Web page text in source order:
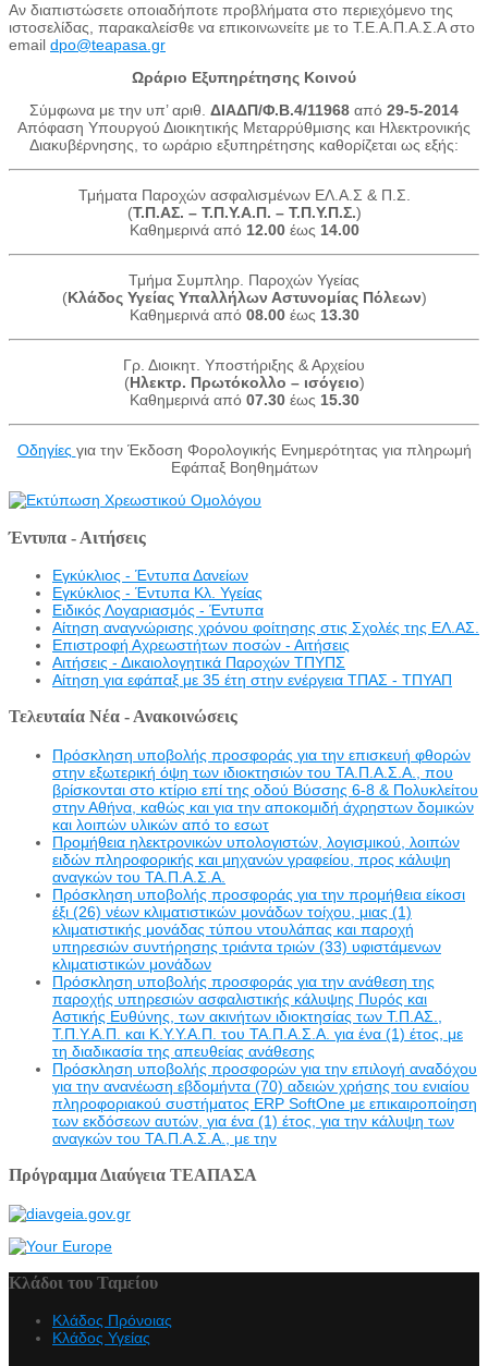
Αν διαπιστώσετε οποιαδήποτε προβλήματα στο περιεχόμενο της
ιστοσελίδας, παρακαλείσθε να επικοινωνείτε με το Τ.Ε.Α.Π.Α.Σ.Α στο
email dpo@teapasa.gr
Ωράριο Εξυπηρέτησης Κοινού
Σύμφωνα με την υπ’ αριθ. ΔΙΑΔΠ/Φ.Β.4/11968 από 29-5-2014
Απόφαση Υπουργού Διοικητικής Μεταρρύθμισης και Ηλεκτρονικής
Διακυβέρνησης, το ωράριο εξυπηρέτησης καθορίζεται ως εξής:
Τμήματα Παροχών ασφαλισμένων ΕΛ.Α.Σ & Π.Σ.
(Τ.Π.ΑΣ. – Τ.Π.Υ.Α.Π. – Τ.Π.Υ.Π.Σ.)
Καθημερινά από 12.00 έως 14.00
Τμήμα Συμπληρ. Παροχών Υγείας
(Κλάδος Υγείας Υπαλλήλων Αστυνομίας Πόλεων)
Καθημερινά από 08.00έως 13.30
Γρ. Διοικητ. Υποστήριξης & Αρχείου
(Ηλεκτρ. Πρωτόκολλο – ισόγειο)
Καθημερινά από 07.30έως 15.30
Οδηγίες για την Έκδοση Φορολογικής Ενημερότητας για πληρωμή
Εφάπαξ Βοηθημάτων
Έντυπα - Αιτήσεις
Εγκύκλιος - Έντυπα Δανείων
Εγκύκλιος - Έντυπα Κλ. Υγείας
Eιδικός Λογαριασμός - Έντυπα
Αίτηση αναγνώρισης χρόνου φοίτησης στις Σχολές της ΕΛ.ΑΣ.
Επιστροφή Αχρεωστήτων ποσών - Αιτήσεις
Αιτήσεις - Δικαιολογητικά Παροχών ΤΠΥΠΣ
Αίτηση για εφάπαξ με 35 έτη στην ενέργεια ΤΠΑΣ - ΤΠΥΑΠ
Τελευταία Νέα - Ανακοινώσεις
Πρόσκληση υποβολής προσφοράς για την επισκευή φθορών
στην εξωτερική όψη των ιδιοκτησιών του ΤΑ.Π.Α.Σ.Α., που
βρίσκονται στο κτίριο επί της οδού Βύσσης 6-8 & Πολυκλείτου
στην Αθήνα, καθώς και για την αποκομιδή άχρηστων δομικών
και λοιπών υλικών από το εσωτ
Προμήθεια ηλεκτρονικών υπολογιστών, λογισμικού, λοιπών
ειδών πληροφορικής και μηχανών γραφείου, προς κάλυψη
αναγκών του ΤΑ.Π.Α.Σ.Α.
Πρόσκληση υποβολής προσφοράς για την προμήθεια είκοσι
έξι (26) νέων κλιματιστικών μονάδων τοίχου, μιας (1)
κλιματιστικής μονάδας τύπου ντουλάπας και παροχή
υπηρεσιών συντήρησης τριάντα τριών (33) υφιστάμενων
κλιματιστικών μονάδων
Πρόσκληση υποβολής προσφοράς για την ανάθεση της
παροχής υπηρεσιών ασφαλιστικής κάλυψης Πυρός και
Αστικής Ευθύνης, των ακινήτων ιδιοκτησίας των Τ.Π.ΑΣ.,
Τ.Π.Υ.Α.Π. και Κ.Υ.Υ.Α.Π. του ΤΑ.Π.Α.Σ.Α. για ένα (1) έτος, με
τη διαδικασία της απευθείας ανάθεσης
Πρόσκληση υποβολής προσφορών για την επιλογή αναδόχου
για την ανανέωση εβδομήντα (70) αδειών χρήσης του ενιαίου
πληροφοριακού συστήματος ERP SoftOne με επικαιροποίηση
των εκδόσεων αυτών, για ένα (1) έτος, για την κάλυψη των
αναγκών του ΤΑ.Π.Α.Σ.Α., με την
Πρόγραμμα Διαύγεια ΤΕΑΠΑΣΑ
Κλάδοι του Ταμείου
Κλάδος Πρόνοιας
Κλάδος Υγείας